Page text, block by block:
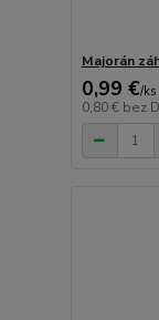
Majorán
0,99 €/ks
0,80 € bez